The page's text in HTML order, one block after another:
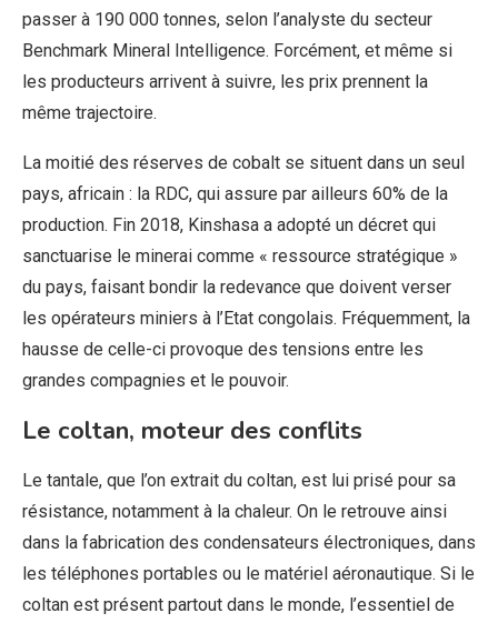
passer à 190 000 tonnes, selon l’analyste du secteur
Benchmark Mineral Intelligence. Forcément, et même si
les producteurs arrivent à suivre, les prix prennent la
même trajectoire.
La moitié des réserves de cobalt se situent dans un seul
pays, africain : la RDC, qui assure par ailleurs 60% de la
production. Fin 2018, Kinshasa a adopté un décret qui
sanctuarise le minerai comme « ressource stratégique »
du pays, faisant bondir la redevance que doivent verser
les opérateurs miniers à l’Etat congolais. Fréquemment, la
hausse de celle-ci provoque des tensions entre les
grandes compagnies et le pouvoir.
Le coltan, moteur des conflits
Le tantale, que l’on extrait du coltan, est lui prisé pour sa
résistance, notamment à la chaleur. On le retrouve ainsi
dans la fabrication des condensateurs électroniques, dans
les téléphones portables ou le matériel aéronautique. Si le
coltan est présent partout dans le monde, l’essentiel de